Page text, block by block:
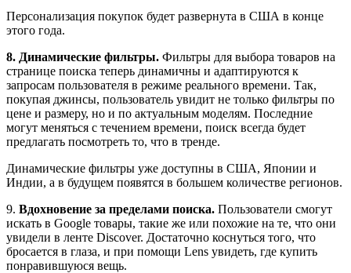
Персонализация покупок будет развернута в США в конце
этого года.
8. Динамические фильтры. Фильтры для выбора товаров на
странице поиска теперь динамичны и адаптируются к
запросам пользователя в режиме реального времени. Так,
покупая джинсы, пользователь увидит не только фильтры по
цене и размеру, но и по актуальным моделям. Последние
могут меняться с течением времени, поиск всегда будет
предлагать посмотреть то, что в тренде.
Динамические фильтры уже доступны в США, Японии и
Индии, а в будущем появятся в большем количестве регионов.
9. Вдохновение за пределами поиска. Пользователи смогут
искать в Google товары, такие же или похожие на те, что они
увидели в ленте Discover. Достаточно коснуться того, что
бросается в глаза, и при помощи Lens увидеть, где купить
понравившуюся вещь.